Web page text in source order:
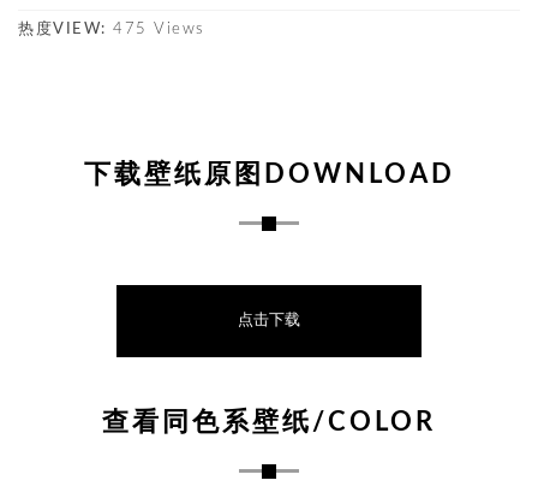
热度VIEW: 475 Views
下载壁纸原图DOWNLOAD
点击下载
查看同色系壁纸/COLOR